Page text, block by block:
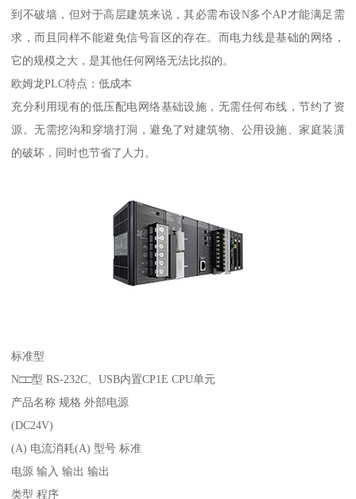
到不破墙，但对于高层建筑来说，其必需布设N多个AP才能满足需
求，而且同样不能避免信号盲区的存在。而电力线是基础的网络，
它的规模之大，是其他任何网络无法比拟的。
欧姆龙PLC特点：低成本
充分利用现有的低压配电网络基础设施，无需任何布线，节约了资
源。无需挖沟和穿墙打洞，避免了对建筑物、公用设施、家庭装潢
的破坏，同时也节省了人力。
标准型
N□□型 RS-232C、USB内置CP1E CPU单元
产品名称 规格 外部电源
(DC24V)
(A) 电流消耗(A) 型号 标准
电源 输入 输出 输出
类型 程序